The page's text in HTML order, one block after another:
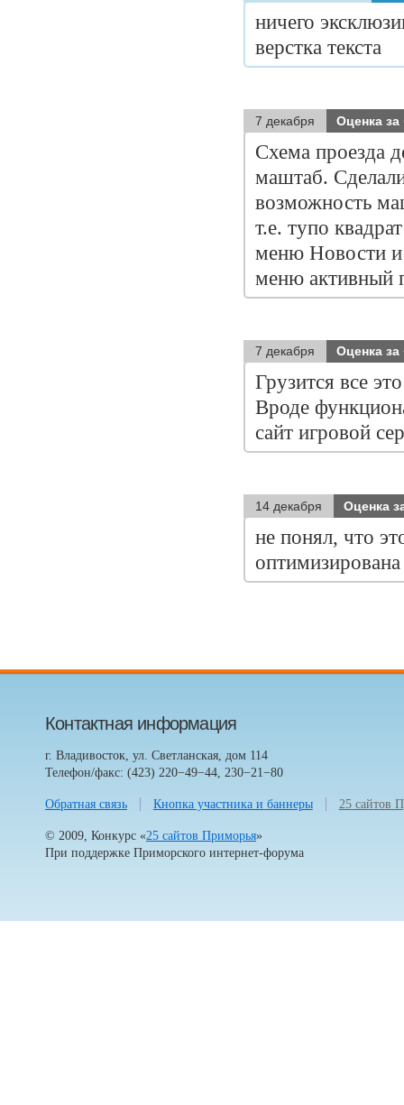
ничего
верстка текста
7 декабря Оценка
Схема проезда
маштаб.
возможность
т.е. тупо
меню Новости и
меню активный
7 декабря Оценка
Грузится все
Вроде
сайт игровой
14 декабря Оценка
не понял, что
Контактная информация
г. Владивосток, ул. Светланская, дом 114
Телефон/факс: (423) 220−49−44, 230−21−80
Обратная связь Кнопка участника и баннеры 25 сайтов
© 2009, Конкурс «25 сайтов Приморья»
При поддержке Приморского интернет-форума